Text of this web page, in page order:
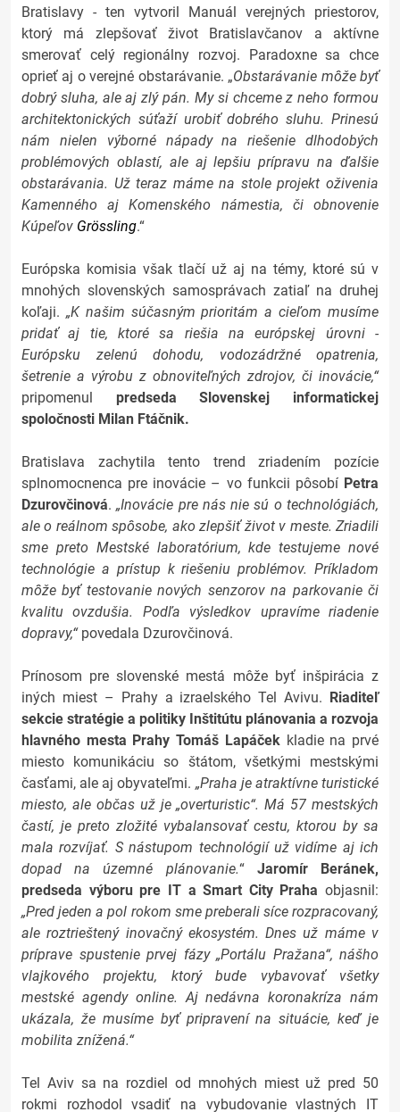
Bratislavy - ten vytvoril Manuál verejných priestorov,
ktorý má zlepšovať život Bratislavčanov a aktívne
smerovať celý regionálny rozvoj. Paradoxne sa chce
oprieť aj o verejné obstarávanie. „Obstarávanie môže byť
dobrý sluha, ale aj zlý pán. My si chceme z neho formou
architektonických súťaží urobiť dobrého sluhu. Prinesú
nám nielen výborné nápady na riešenie dlhodobých
problémových oblastí, ale aj lepšiu prípravu na ďalšie
obstarávania. Už teraz máme na stole projekt oživenia
Kamenného aj Komenského námestia, či obnovenie
Kúpeľov Grössling.“
Európska komisia však tlačí už aj na témy, ktoré sú v
mnohých slovenských samosprávach zatiaľ na druhej
koľaji. „K našim súčasným prioritám a cieľom musíme
pridať aj tie, ktoré sa riešia na európskej úrovni -
Európsku zelenú dohodu, vodozádržné opatrenia,
šetrenie a výrobu z obnoviteľných zdrojov, či inovácie,“
pripomenul predseda Slovenskej informatickej
spoločnosti Milan Ftáčnik.
Bratislava zachytila tento trend zriadením pozície
splnomocnenca pre inovácie – vo funkcii pôsobí Petra
Dzurovčinová.„Inovácie pre nás nie sú o technológiách,
ale o reálnom spôsobe, ako zlepšiť život v meste. Zriadili
sme preto Mestské laboratórium, kde testujeme nové
technológie a prístup k riešeniu problémov. Príkladom
môže byť testovanie nových senzorov na parkovanie či
kvalitu ovzdušia. Podľa výsledkov upravíme riadenie
dopravy,“povedala Dzurovčinová.
Prínosom pre slovenské mestá môže byť inšpirácia z
iných miest – Prahy a izraelského Tel Avivu. Riaditeľ
sekcie stratégie a politiky Inštitútu plánovania a rozvoja
hlavného mesta Prahy Tomáš Lapáčekkladie na prvé
miesto komunikáciu so štátom, všetkými mestskými
časťami, ale aj obyvateľmi. „Praha je atraktívne turistické
miesto, ale občas už je „overturistic“. Má 57 mestských
častí, je preto zložité vybalansovať cestu, ktorou by sa
mala rozvíjať. S nástupom technológií už vidíme aj ich
dopad na územné plánovanie.“ Jaromír Beránek,
predseda výboru pre IT a Smart City Praha objasnil:
„Pred jeden a pol rokom sme preberali síce rozpracovaný,
ale roztrieštený inovačný ekosystém. Dnes už máme v
príprave spustenie prvej fázy „Portálu Pražana“, nášho
vlajkového projektu, ktorý bude vybavovať všetky
mestské agendy online. Aj nedávna koronakríza nám
ukázala, že musíme byť pripravení na situácie, keď je
mobilita znížená.“
Tel Aviv sa na rozdiel od mnohých miest už pred 50
rokmi rozhodol vsadiť na vybudovanie vlastných IT